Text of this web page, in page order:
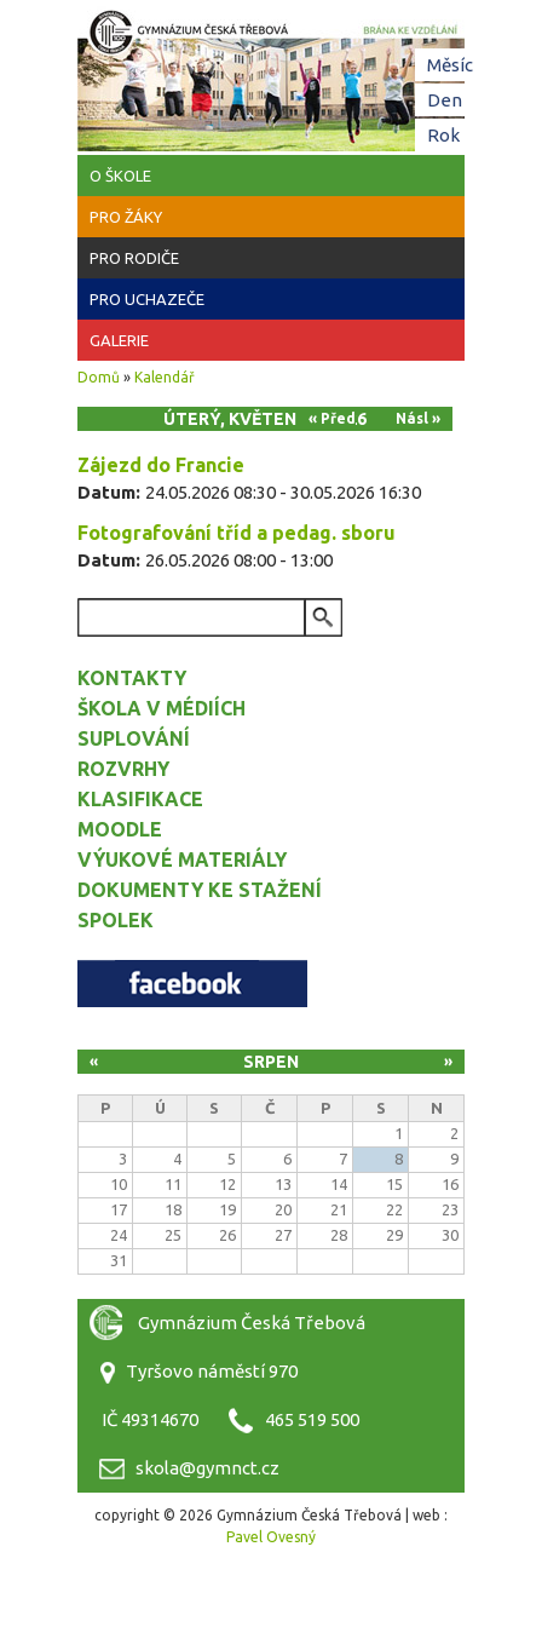
Přejít k hlavnímu obsahu
O ŠKOLE
PRO ŽÁKY
PRO RODIČE
PRO UCHAZEČE
GALERIE
Jste zde
Domů » Kalendář
ÚTERÝ, KVĚTEN 26, 2026
« Před Násl »
Zájezd do Francie
Datum: 24.05.2026 08:30 - 30.05.2026 16:30
Fotografování tříd a pedag. sboru
Datum: 26.05.2026 08:00 - 13:00
KONTAKTY
ŠKOLA V MÉDIÍCH
SUPLOVÁNÍ
ROZVRHY
KLASIFIKACE
MOODLE
VÝUKOVÉ MATERIÁLY
DOKUMENTY KE STAŽENÍ
SPOLEK
SRPEN
« »
P Ú S Č P S
N
1
2
3
4 5 6 7 8
9
10
11 12 13 14 15
16
17
18 19 20 21 22
23
24
25 26 27 28 29
30
31
Gymnázium Česká Třebová
Tyršovo náměstí 970
IČ 49314670 465 519 500
skola@gymnct.cz
copyright © 2026 Gymnázium Česká Třebová | web :
Pavel Ovesný
Měsíc
Den(aktivní
Rok